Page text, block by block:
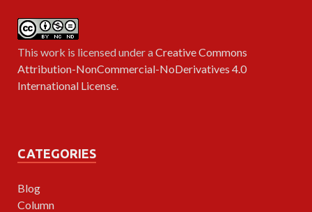
This work is licensed under aCreative Commons
Attribution-NonCommercial-NoDerivatives 4.0
International License.
CATEGORIES
Blog
Column